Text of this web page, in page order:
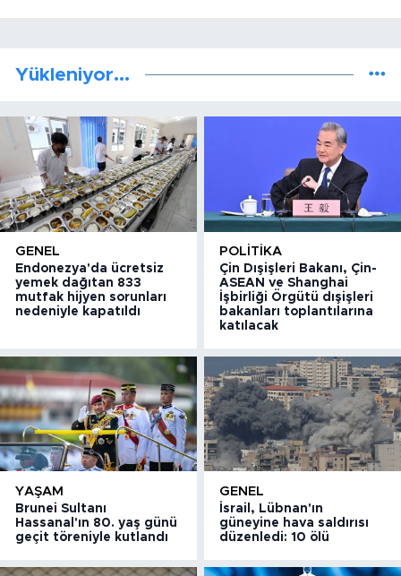
Yükleniyor...
GENEL
Endonezya'da ücretsiz
yemek dağıtan 833
mutfak hijyen sorunları
nedeniyle kapatıldı
POLITIKA
Çin Dışişleri Bakanı, Çin-
ASEAN ve Shanghai
İşbirliği Örgütü dışişleri
bakanları toplantılarına
katılacak
YAŞAM
Brunei Sultanı
Hassanal'ın 80. yaş günü
geçit töreniyle kutlandı
GENEL
İsrail, Lübnan'ın
güneyine hava saldırısı
düzenledi: 10 ölü